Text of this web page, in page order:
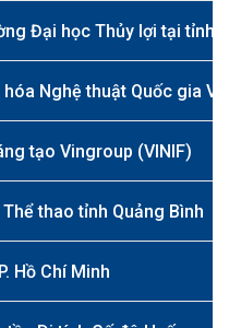
Đại học Thủy lợi tại tỉnh
hóa Nghệ thuật Quốc gia
tạo Vingroup (VINIF)
thao tỉnh Quảng Bình
Hồ Chí Minh